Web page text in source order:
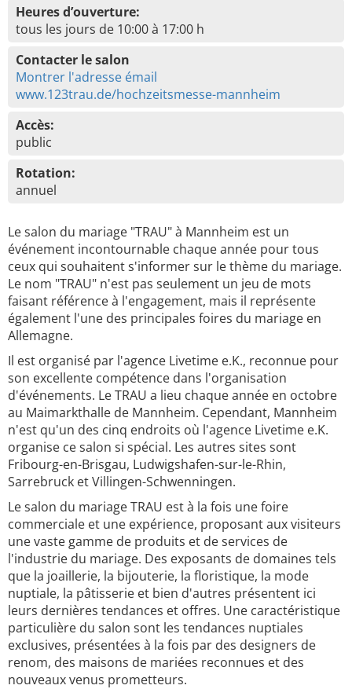
Heures d’ouverture:
tous les jours de 10:00 à 17:00 h
Contacter le salon
Montrer l'adresse émail
www.123trau.de/hochzeitsmesse-mannheim
Accès:
public
Rotation:
annuel
Le salon du mariage "TRAU" à Mannheim est un
événement incontournable chaque année pour tous
ceux qui souhaitent s'informer sur le thème du mariage.
Le nom "TRAU" n'est pas seulement un jeu de mots
faisant référence à l'engagement, mais il représente
également l'une des principales foires du mariage en
Allemagne.
Il est organisé par l'agence Livetime e.K., reconnue pour
son excellente compétence dans l'organisation
d'événements. Le TRAU a lieu chaque année en octobre
au Maimarkthalle de Mannheim. Cependant, Mannheim
n'est qu'un des cinq endroits où l'agence Livetime e.K.
organise ce salon si spécial. Les autres sites sont
Fribourg-en-Brisgau, Ludwigshafen-sur-le-Rhin,
Sarrebruck et Villingen-Schwenningen.
Le salon du mariage TRAU est à la fois une foire
commerciale et une expérience, proposant aux visiteurs
une vaste gamme de produits et de services de
l'industrie du mariage. Des exposants de domaines tels
que la joaillerie, la bijouterie, la floristique, la mode
nuptiale, la pâtisserie et bien d'autres présentent ici
leurs dernières tendances et offres. Une caractéristique
particulière du salon sont les tendances nuptiales
exclusives, présentées à la fois par des designers de
renom, des maisons de mariées reconnues et des
nouveaux venus prometteurs.